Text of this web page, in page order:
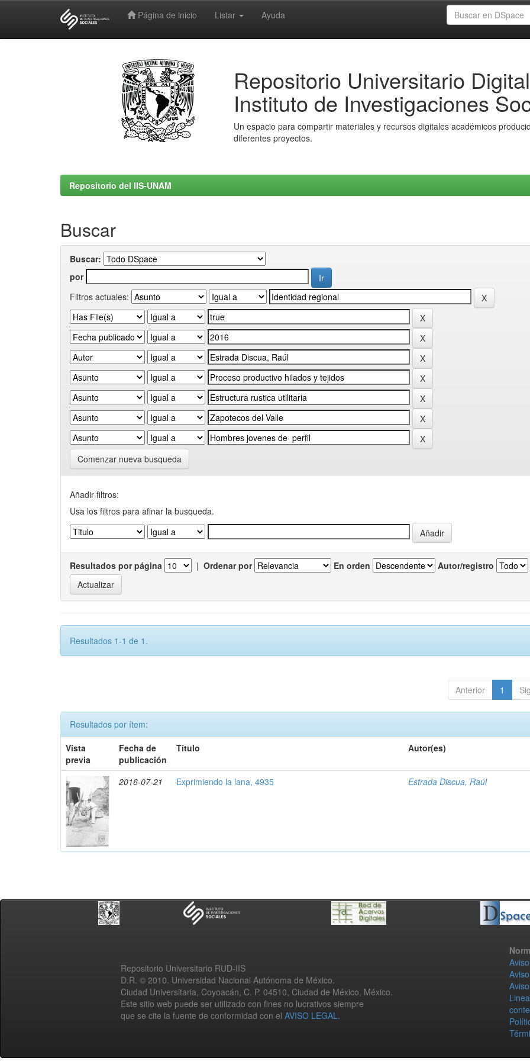
Página de inicio Listar Ayuda
Repositorio Universitario Digital
Instituto de Investigaciones
Un espacio para compartir materiales y recursos digitales académicos
diferentes proyectos.
Repositorio del IIS-UNAM
Buscar
Buscar:
por
Filtros actuales:
Comenzar nueva busqueda
Añadir filtros:
Usa los filtros para afinar la busqueda.
Resultados por página | Ordenar por En orden Autor/registro
Resultados 1-1 de 1.
Anterior 1
Resultados por ítem:
Vista
previa
Fecha de
publicación
Título Autor(es)
2016-07-21 Exprimiendo la lana, 4935 Estrada Discua, Raúl
Repositorio Universitario RUD-IIS
D.R. © 2010. Universidad Nacional Autónoma de México.
Ciudad Universitaria, Coyoacán, C. P. 04510, Ciudad de México, México.
Este sitio web puede ser utilizado con fines no lucrativos siempre
que se cite la fuente de conformidad con el AVISO LEGAL.